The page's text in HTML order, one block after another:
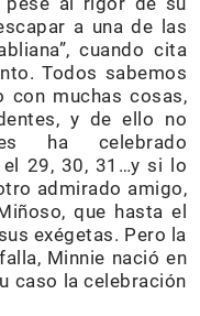
a una de las
cuando cita
Todos sabemos
con muchas cosas,
y de ello no
ha celebrado
29, 30, 31…y si lo
admirado amigo,
que hasta el
exégetas. Pero la
Minnie nació en
caso la celebración